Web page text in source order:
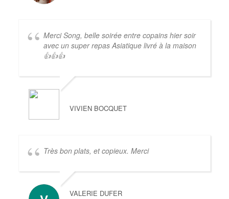
Merci Song, belle soirée entre copains hier soir
avec un super repas Asiatique livré à la maison
👍👍👍
VIVIEN BOCQUET
Très bon plats, et copieux. Merci
VALERIE DUFER